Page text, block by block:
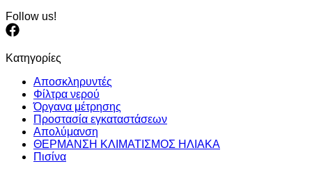
Follow us!
Κατηγορίες
Αποσκληρυντές
Φίλτρα νερού
Όργανα μέτρησης
Προστασία εγκαταστάσεων
Απολύμανση
ΘΕΡΜΑΝΣΗ ΚΛΙΜΑΤΙΣΜΟΣ ΗΛΙΑΚΑ
Πισίνα